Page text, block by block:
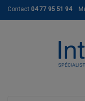
Contact 04 77 95 51 94